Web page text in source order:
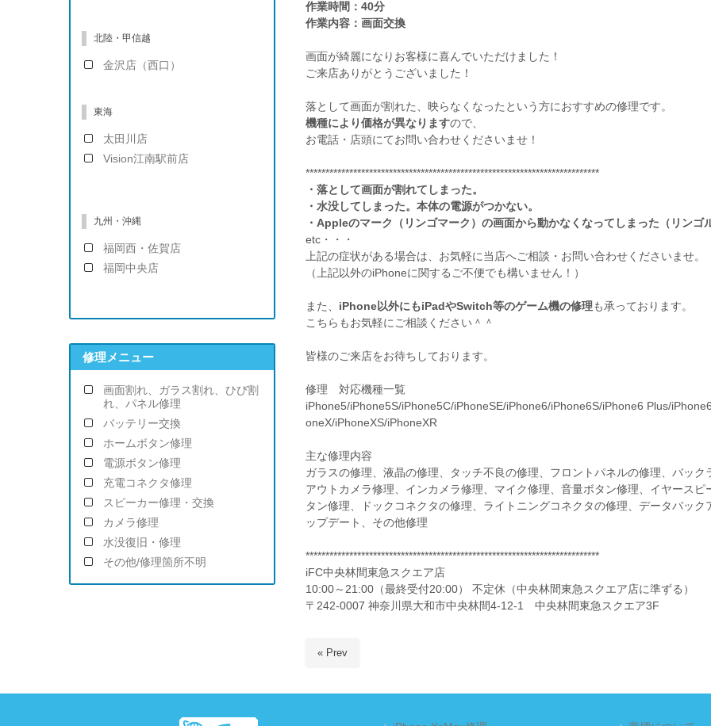
作業時間：40分
作業内容：画面交換
画面が綺麗になりお客様に喜んでいただけました！
ご来店ありがとうございました！
落として画面が割れた、映らなくなったという方におすすめの修理です。
機種により価格が異なりますので、
お電話・店頭にてお問い合わせくださいませ！
**************************************************************************
・落として画面が割れてしまった。
・水没してしまった。本体の電源がつかない。
・Appleのマーク（リンゴマーク）の画面から動かなくなってしまった（リンゴ
etc・・・
上記の症状がある場合は、お気軽に当店へご相談・お問い合わせくださいませ。
（上記以外のiPhoneに関するご不便でも構いません！）
また、 iPhone以外にもiPadやSwitch等のゲーム機の修理も承っております。
こちらもお気軽にご相談ください＾＾
皆様のご来店をお待ちしております。
修理 対応機種一覧
iPhone5/iPhone5S/iPhone5C/iPhoneSE/iPhone6/iPhone6S/iPhone6 Plus/
oneX/iPhoneXS/iPhoneXR
主な修理内容
ガラスの修理、液晶の修理、タッチ不良の修理、フロントパネルの修理、バック
アウトカメラ修理、インカメラ修理、マイク修理、音量ボタン修理、イヤース
タン修理、ドックコネクタの修理、ライトニングコネクタの修理、データバッ
ップデート、その他修理
**************************************************************************
iFC中央林間東急スクエア店
10:00～21:00（最終受付20:00） 不定休（中央林間東急スクエア店に準ずる）
〒242-0007 神奈川県大和市中央林間4-12-1 中央林間東急スクエア3F
« Prev
北陸・甲信越
金沢店（西口）
東海
太田川店
Vision江南駅前店
九州・沖縄
福岡西・佐賀店
福岡中央店
修理メニュー
画面割れ、ガラス割れ、ひび割
れ、パネル修理
バッテリー交換
ホームボタン修理
電源ボタン修理
充電コネクタ修理
スピーカー修理・交換
カメラ修理
水没復旧・修理
その他/修理箇所不明